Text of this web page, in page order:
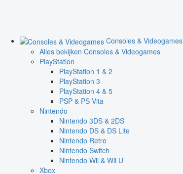
Consoles & Videogames
Alles bekijken Consoles & Videogames
PlayStation
PlayStation 1 & 2
PlayStation 3
PlayStation 4 & 5
PSP & PS Vita
Nintendo
Nintendo 3DS & 2DS
Nintendo DS & DS Lite
Nintendo Retro
Nintendo Switch
Nintendo Wii & Wii U
Xbox